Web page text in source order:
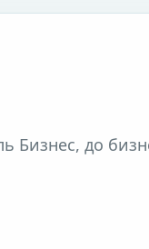
Бизнес, до